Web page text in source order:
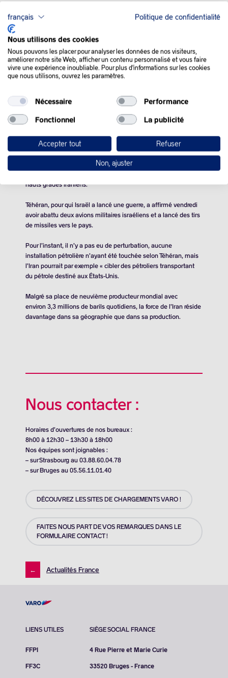
QUE SE PASSE-T-IL
DANS LE MONDE :
Les cours du pétrole ont bondi vendredi en réaction à
l’escalade au Moyen-Orient entre Israël et l’Iran, les opérateurs
craignant des perturbations de la production et de
L’armée israélienne a affirmé vendredi poursuivre ses frappes
sur l’Iran à pleine force après l’attaque massive lancée contre
hauts gradés Iraniens.
Téhéran, pour qui Israël a lancé une guerre, a affirmé vendredi
avoir abattu deux avions militaires israéliens et a lancé des tirs
de missiles vers le pays.
Pour l’instant, il n’y a pas eu de perturbation, aucune
installation pétrolière n’ayant été touchée selon Téhéran, mais
l’Iran pourrait par exemple « cibler des pétroliers transportant
du pétrole destiné aux États-Unis.
Malgré sa place de neuvième producteur mondial avec
environ 3,3 millions de barils quotidiens, la force de l’Iran réside
davantage dans sa géographie que dans sa production.
Nous contacter :
Horaires d’ouvertures de nos bureaux :
8h00 à 12h30 – 13h30 à 18h00
Nos équipes sont joignables :
– sur Strasbourg au 03.88.60.04.78
– sur Bruges au 05.56.11.01.40
DÉCOUVREZ LES SITES DE CHARGEMENTS VARO !
FAITES NOUS PART DE VOS REMARQUES DANS LE
FORMULAIRE CONTACT !
← Actualités France
LIENS UTILES
FFPI
FF3C
SIÈGE SOCIAL FRANCE
4 Rue Pierre et Marie Curie
33520 Bruges - France
français Politique de confidentialité
Nous utilisons des cookies
Nous pouvons les placer pour analyser les données de nos visiteurs,
améliorer notre site Web, afficher un contenu personnalisé et vous faire
vivre une expérience inoubliable. Pour plus d'informations sur les cookies
que nous utilisons, ouvrez les paramètres.
Nécessaire Performance
Fonctionnel La publicité
Accepter tout Refuser
Non, ajuster